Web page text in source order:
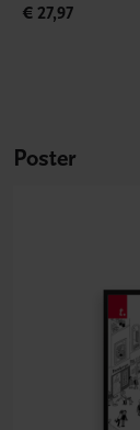
€ 27,97
Poster